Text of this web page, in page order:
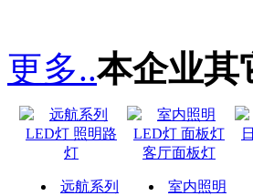
更多..本企业其
远航系列
室内照明